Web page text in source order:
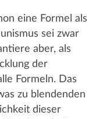
eine Formel als
sei zwar
aber, als
der
Formeln. Das
zu blendenden
dieser